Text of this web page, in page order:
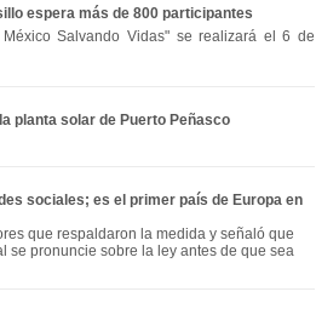
espera más de 800 participantes
Salvando Vidas" se realizará el 6 de
planta solar de Puerto Peñasco
sociales; es el primer país de Europa en
que respaldaron la medida y señaló que
se pronuncie sobre la ley antes de que sea